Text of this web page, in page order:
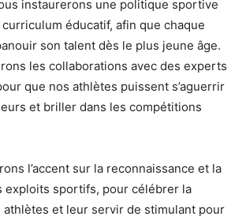
instaurerons une politique sportive
éducatif, afin que chaque
son talent dès le plus jeune âge.
les collaborations avec des experts
que nos athlètes puissent s’aguerrir
et briller dans les compétitions
l’accent sur la reconnaissance et la
exploits sportifs, pour célébrer la
athlètes et leur servir de stimulant pour